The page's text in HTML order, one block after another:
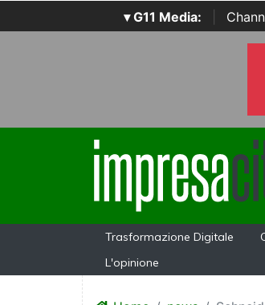
▾ G11 Media:
Trasformazione Digitale
L'opinione